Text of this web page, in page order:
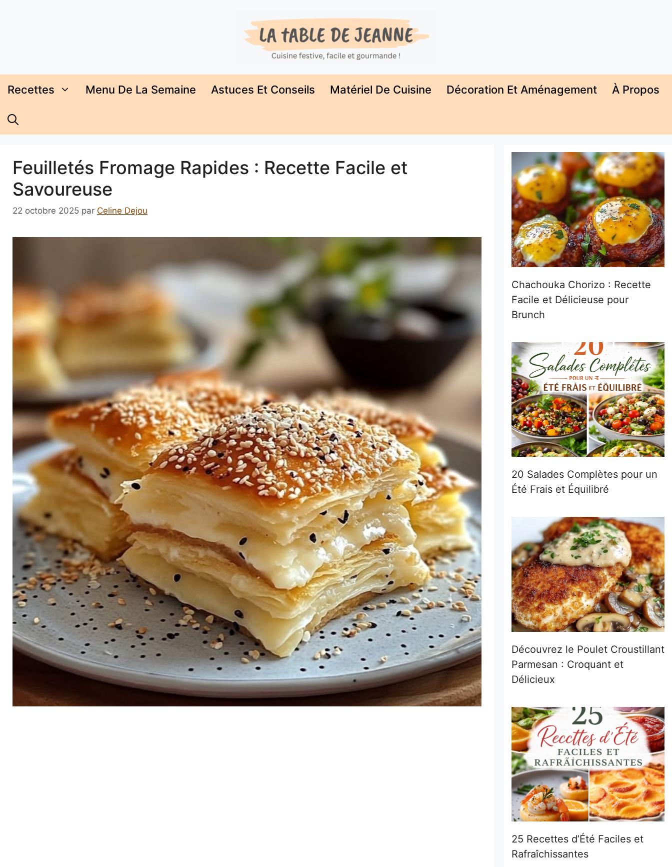
Recettes Menu De La Semaine Astuces Et Conseils Matériel De Cuisine Décoration Et Aménagement À Propos
Feuilletés Fromage Rapides : Recette Facile et
Savoureuse
22 octobre 2025 par Celine Dejou
Chachouka Chorizo : Recette
Facile et Délicieuse pour
Brunch
20 Salades Complètes pour un
Été Frais et Équilibré
Découvrez le Poulet Croustillant
Parmesan : Croquant et
Délicieux
25 Recettes d’Été Faciles et
Rafraîchissantes